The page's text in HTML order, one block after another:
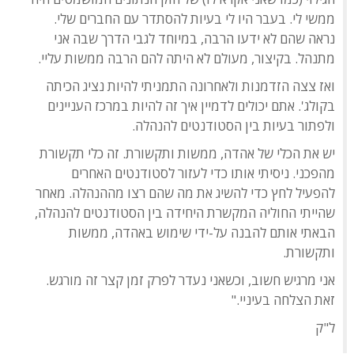
ממשי לי. בעבר היו לי בעיות להסתדר עם החברים שלי.
נראה שהם לא ידעו הרבה, במיוחד לגבי הדרך שבה אני
מתנהל. בקיצור, מעולם לא היתה להם הרבה ממשות עליי.
ואז צצה הזדמנות ולאחרונה התמניתי להיות נציג הכיתה
בקולג'. אתם יכולים לדמיין איך זה להיות במרכז העניינים
ולפתור בעיות בין הסטודנטים להנהלה.
יש את הכלי של אהדה, ממשות ותקשורת. זה כלי תקשורת
מהפכני. ניסיתי אותו כדי לעזור לסטודנטים האחרים
להפעיל לחץ כדי להשיג את מה שהם רצו מההנהלה. מאחר
שהייתי החוליה המקשרת היחידה בין הסטודנטים להנהלה,
הבאתי אותם להבנה על-ידי שימוש באהדה, ממשות
ותקשורת.
אני מרגיש חשוב, וכשאני נעדר לפרק זמן קצר זה מורגש.
זאת הצלחה בעיניי."
ל"ק